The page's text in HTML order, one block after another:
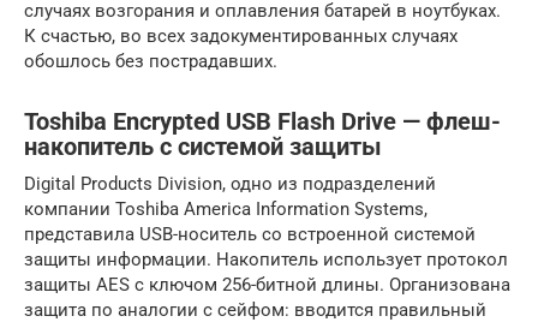
случаях возгорания и оплавления батарей в ноутбуках.
К счастью, во всех задокументированных случаях
обошлось без пострадавших.
Toshiba Encrypted USB Flash Drive — флеш-
накопитель с системой защиты
Digital Products Division, одно из подразделений
компании Toshiba America Information Systems,
представила USB-носитель со встроенной системой
защиты информации. Накопитель использует протокол
защиты AES с ключом 256-битной длины. Организована
защита по аналогии с сейфом: вводится правильный